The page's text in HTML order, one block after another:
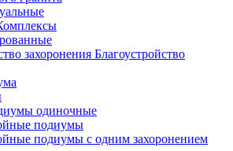
Благоустройство
одиночные
подиумы
подиумы с одним захоронением